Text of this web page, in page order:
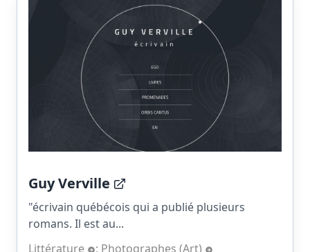
Guy Verville
"écrivain québécois qui a publié plusieurs
romans. Il est au...
Littérature
; Photographes (Art)